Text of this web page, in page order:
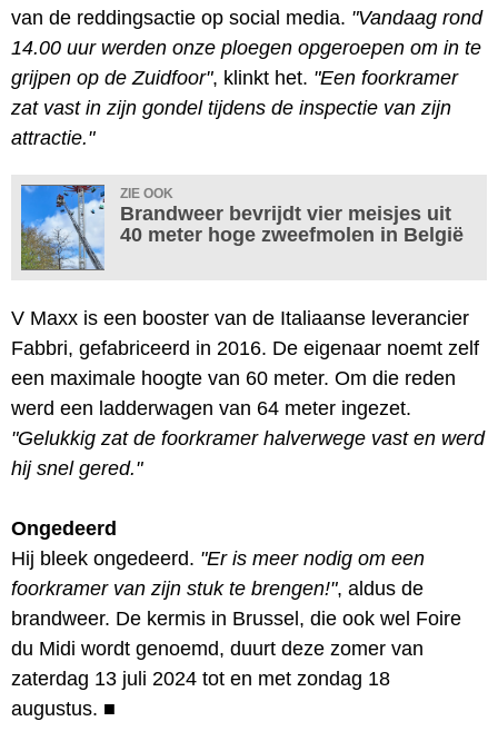
van de reddingsactie op social media. "Vandaag rond
14.00 uur werden onze ploegen opgeroepen om in te
grijpen op de Zuidfoor", klinkt het. "Een foorkramer
zat vast in zijn gondel tijdens de inspectie van zijn
attractie."
ZIE OOK
Brandweer bevrijdt vier meisjes uit
40 meter hoge zweefmolen in België
V Maxx is een booster van de Italiaanse leverancier
Fabbri, gefabriceerd in 2016. De eigenaar noemt zelf
een maximale hoogte van 60 meter. Om die reden
werd een ladderwagen van 64 meter ingezet.
"Gelukkig zat de foorkramer halverwege vast en werd
hij snel gered."
Ongedeerd
Hij bleek ongedeerd. "Er is meer nodig om een
foorkramer van zijn stuk te brengen!", aldus de
brandweer. De kermis in Brussel, die ook wel Foire
du Midi wordt genoemd, duurt deze zomer van
zaterdag 13 juli 2024 tot en met zondag 18
augustus. ■